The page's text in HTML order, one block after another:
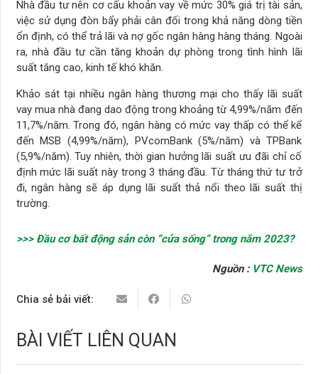
Nhà đầu tư nên cơ cấu khoản vay về mức 30% giá trị tài sản,
việc sử dụng đòn bẩy phải cân đối trong khả năng dòng tiền
ổn định, có thể trả lãi và nợ gốc ngân hàng hàng tháng. Ngoài
ra, nhà đầu tư cần tăng khoản dự phòng trong tình hình lãi
suất tăng cao, kinh tế khó khăn.
Khảo sát tại nhiều ngân hàng thương mại cho thấy lãi suất
vay mua nhà đang dao động trong khoảng từ 4,99%/năm đến
11,7%/năm. Trong đó, ngân hàng có mức vay thấp có thể kể
đến MSB (4,99%/năm), PVcomBank (5%/năm) và TPBank
(5,9%/năm). Tuy nhiên, thời gian hưởng lãi suất ưu đãi chỉ cố
định mức lãi suất này trong 3 tháng đầu. Từ tháng thứ tư trở
đi, ngân hàng sẽ áp dụng lãi suất thả nổi theo lãi suất thị
trường.
>>> Đầu cơ bất động sản còn “cửa sống” trong năm 2023?
Nguồn : VTC News
Chia sẻ bải viết:
BÀI VIẾT LIÊN QUAN